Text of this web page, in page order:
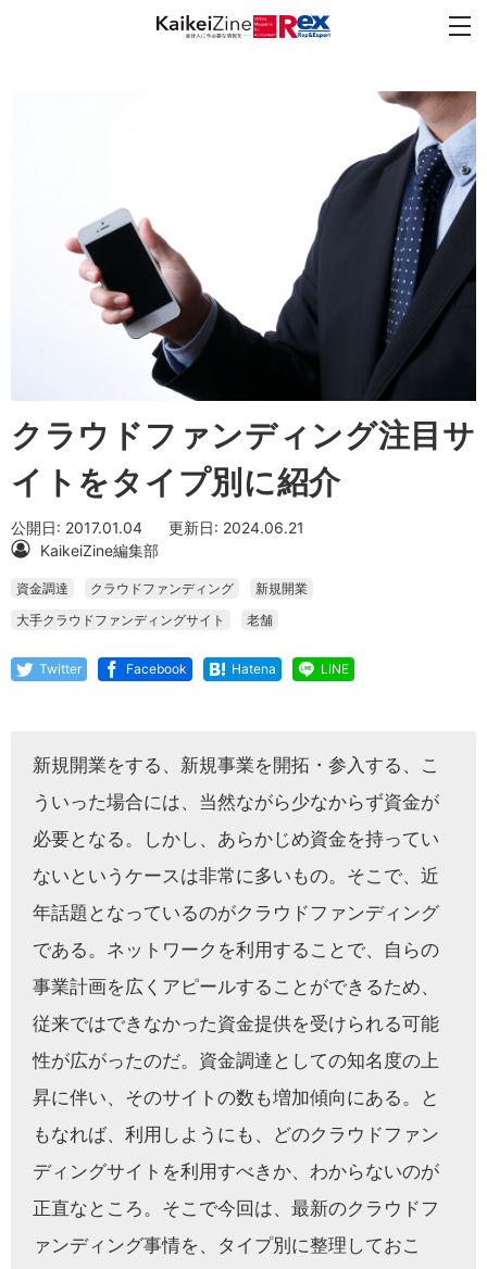
クラウドファンディング注目サ
イトをタイプ別に紹介
公開日: 2017.01.04
更新日: 2024.06.21
KaikeiZine編集部
資金調達 クラウドファンディング
新規開業
大手クラウドファンディングサイト
老舗
Twitter Facebook Hatena LINE
新規開業をする、新規事業を開拓・参入する、こ
ういった場合には、当然ながら少なからず資金が
必要となる。しかし、あらかじめ資金を持ってい
ないというケースは非常に多いもの。そこで、近
年話題となっているのがクラウドファンディング
である。ネットワークを利用することで、自らの
事業計画を広くアピールすることができるため、
従来ではできなかった資金提供を受けられる可能
性が広がったのだ。資金調達としての知名度の上
昇に伴い、そのサイトの数も増加傾向にある。と
もなれば、利用しようにも、どのクラウドファン
ディングサイトを利用すべきか、わからないのが
正直なところ。そこで今回は、最新のクラウドフ
ァンディング事情を、タイプ別に整理しておこ